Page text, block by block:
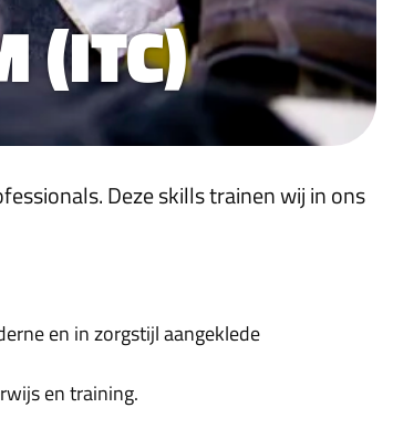
(ITC)
Deze skills trainen wij in ons
en in zorgstijl aangeklede
en training.